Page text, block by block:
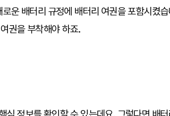
운 배터리 규정에 배터리 여권을 포함시켰
권을 부착해야 하죠.